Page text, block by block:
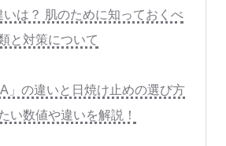
は？ 肌のために知っておくべ
と対策について
」の違いと日焼け止めの選び方
い数値や違いを解説！